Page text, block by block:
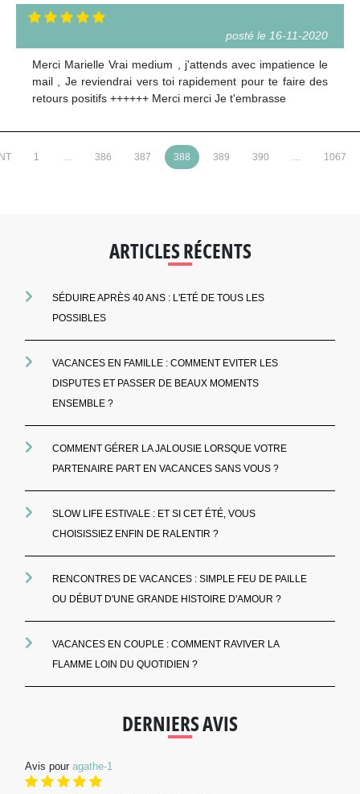
posté le 16-11-2020
Merci Marielle Vrai medium , j'attends avec impatience le
mail , Je reviendrai vers toi rapidement pour te faire des
retours positifs ++++++ Merci merci Je t'embrasse
1 … 386 387 388 389 390 … 1067
ARTICLES RÉCENTS
SÉDUIRE APRÈS 40 ANS : L'ETÉ DE TOUS LES
POSSIBLES
VACANCES EN FAMILLE : COMMENT EVITER LES
DISPUTES ET PASSER DE BEAUX MOMENTS
ENSEMBLE ?
COMMENT GÉRER LA JALOUSIE LORSQUE VOTRE
PARTENAIRE PART EN VACANCES SANS VOUS ?
SLOW LIFE ESTIVALE : ET SI CET ÉTÉ, VOUS
CHOISISSIEZ ENFIN DE RALENTIR ?
RENCONTRES DE VACANCES : SIMPLE FEU DE PAILLE
OU DÉBUT D'UNE GRANDE HISTOIRE D'AMOUR ?
VACANCES EN COUPLE : COMMENT RAVIVER LA
FLAMME LOIN DU QUOTIDIEN ?
DERNIERS AVIS
Avis pour agathe-1